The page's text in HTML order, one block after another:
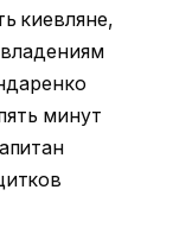
киевляне,
минут